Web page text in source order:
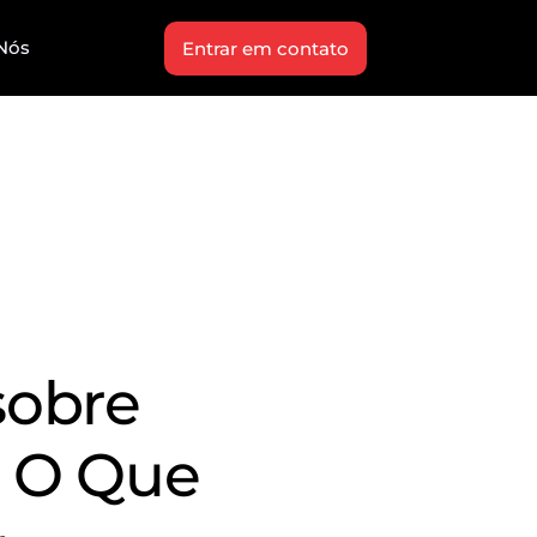
Entrar em contato
Que